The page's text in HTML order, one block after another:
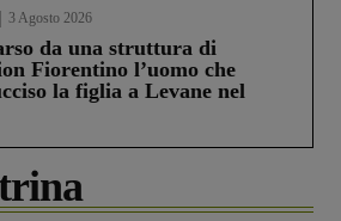
3 Agosto 2026
da una struttura di
Fiorentino l’uomo che
la figlia a Levane nel